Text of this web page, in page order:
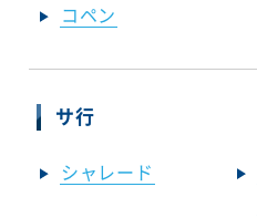
コペン
サ行
シャレード